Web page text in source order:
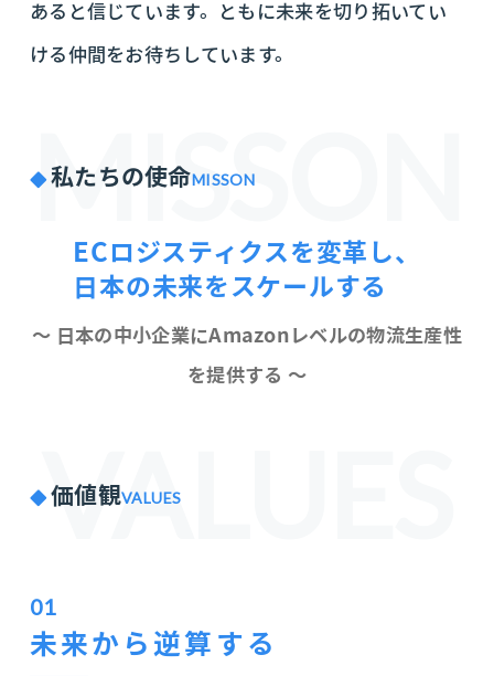
あると信じています。ともに未来を切り拓いてい
ける仲間をお待ちしています。
私たちの使命MISSON
MISSON
ECロジスティクスを変革し、
日本の未来をスケールする
～ 日本の中小企業にAmazonレベルの物流生産性
を提供する ～
価値観VALUES
VALUES
01
未来から逆算する